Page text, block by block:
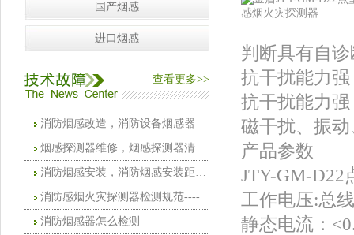
国产烟感
进口烟感
查看更多>>
消防烟感改造，消防设备烟感器
烟感探测器维修，烟感探测器清洗维护
消防烟感安装，消防烟感安装距离要求
消防感烟火灾探测器检测规范----
消防烟感器怎么检测
判断具有自
抗干扰能力强
抗干扰能力
磁干扰、振
产品参数
JTY-GM-D22
工作电压:总
静态电流：